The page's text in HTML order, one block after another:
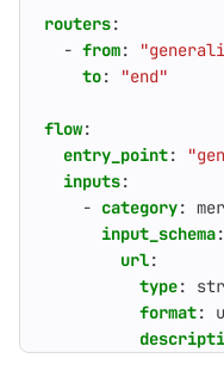
routers:
- from:
to: "end"
flow:
entry_point:
inputs:
- category:
input_schema:
url:
type:
format: